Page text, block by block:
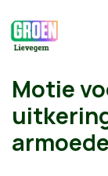
Motie